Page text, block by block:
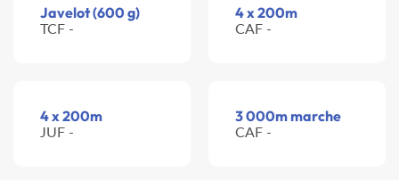
Javelot (600 g)
TCF -
4 x 200m
CAF -
4 x 200m
JUF -
3 000m marche
CAF -